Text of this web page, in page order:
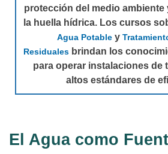
protección del medio ambiente
la huella hídrica. Los cursos
Agua Potable y
Residualesbrindan los
para operar instalaciones de
altos estándares de
El Agua como